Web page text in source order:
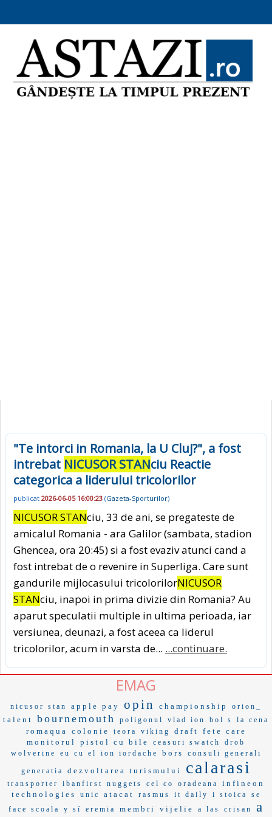
"Te intorci in Romania, la U Cluj?", a fost
intrebat NICUSOR STANciu Reactie
categorica a liderului tricolorilor
publicat 2026-06-05 16:00:23 (Gazeta-Sporturilor)
NICUSOR STANciu, 33 de ani, se pregateste de
amicalul Romania - ara Galilor (sambata, stadion
Ghencea, ora 20:45) si a fost evaziv atunci cand a
fost intrebat de o revenire in Superliga. Care sunt
gandurile mijlocasului tricolorilorNICUSOR
STANciu, inapoi in prima divizie din Romania? Au
aparut speculatii multiple in ultima perioada, iar
versiunea, deunazi, a fost aceea ca liderul
tricolorilor, acum in varsta de... ...continuare.
EMAG
nicusor stan apple pay opin championship orion_
talent bournemouth poligonul vlad ion bol s la cena
romaqua colonie teora viking draft
fete care
monitorul
pistol cu bile ceasuri swatch
drob
wolverine
eu cu el ion iordache bors consuli generali
generatia dezvoltarea turismului calarasi
transporter ibanfirst nuggets cel co oradeana
infineon
technologies
unic atacat rasmus it daily i stoica
se
face scoala
y sí eremia membri vijelie a las crisan
a